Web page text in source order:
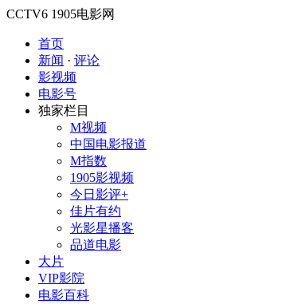
CCTV6 1905电影网
首页
新闻 · 评论
影视频
电影号
独家栏目
M视频
中国电影报道
M指数
1905影视频
今日影评+
佳片有约
光影星播客
品道电影
大片
VIP影院
电影百科